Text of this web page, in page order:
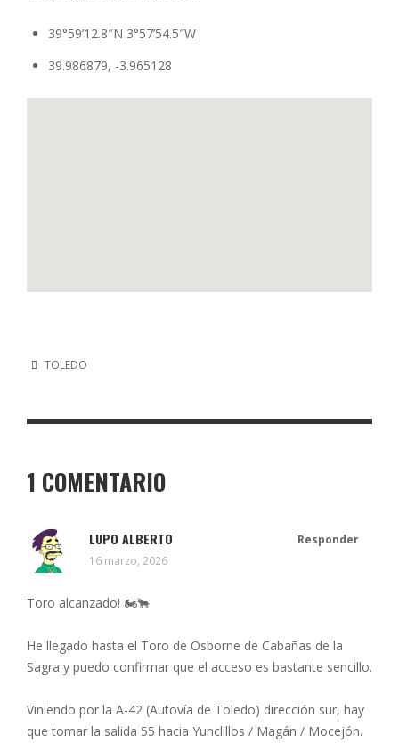
39°59’12.8″N 3°57’54.5″W
39.986879, -3.965128
TOLEDO
1 COMENTARIO
LUPO ALBERTO
16 marzo, 2026
Responder
Toro alcanzado! 🏍️🐂
He llegado hasta el Toro de Osborne de Cabañas de la
Sagra y puedo confirmar que el acceso es bastante sencillo.
Viniendo por la A-42 (Autovía de Toledo) dirección sur, hay
que tomar la salida 55 hacia Yunclillos / Magán / Mocejón.